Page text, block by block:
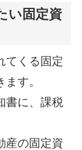
い固定資
てくる固定
す。
書に、課税
産の固定資